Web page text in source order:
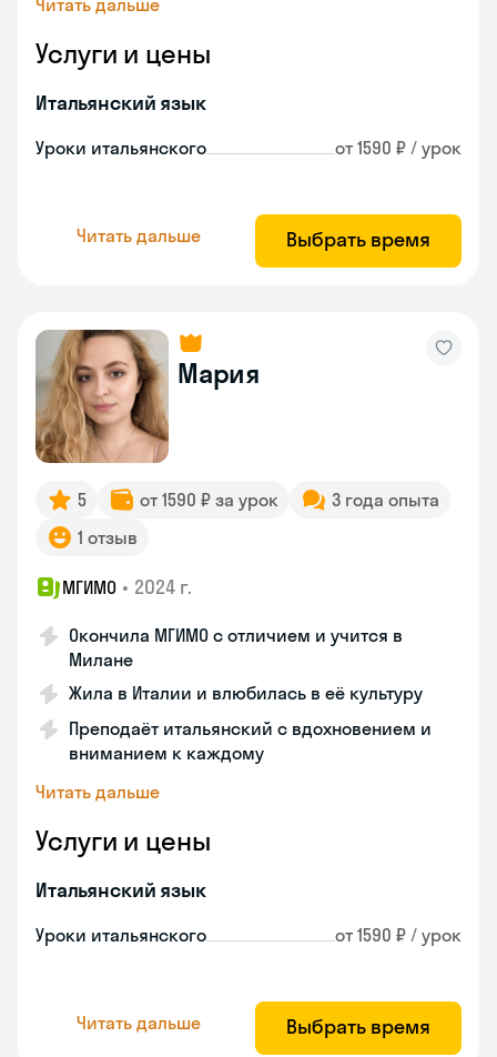
Читать дальше
Услуги и цены
Итальянский язык
Уроки итальянского от 1590 ₽ / урок
Читать дальше Выбрать время
Мария
5 от 1590 ₽ за урок
3 года опыта
1 отзыв
МГИМО • 2024 г.
Окончила МГИМО с отличием и учится в
Милане
Жила в Италии и влюбилась в её культуру
Преподаёт итальянский с вдохновением и
вниманием к каждому
Читать дальше
Услуги и цены
Итальянский язык
Уроки итальянского от 1590 ₽ / урок
Читать дальше Выбрать время